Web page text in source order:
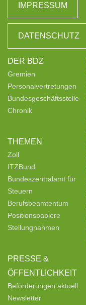
IMPRESSUM
DATENSCHUTZ
DER BDZ
Gremien
Personalvertretungen
Bundesgeschäftsstelle
Chronik
THEMEN
Zoll
ITZBund
Bundeszentralamt für
Steuern
Berufsbeamtentum
Positionspapiere
Stellungnahmen
PRESSE &
ÖFFENTLICHKEIT
Beförderungen aktuell
Newsletter